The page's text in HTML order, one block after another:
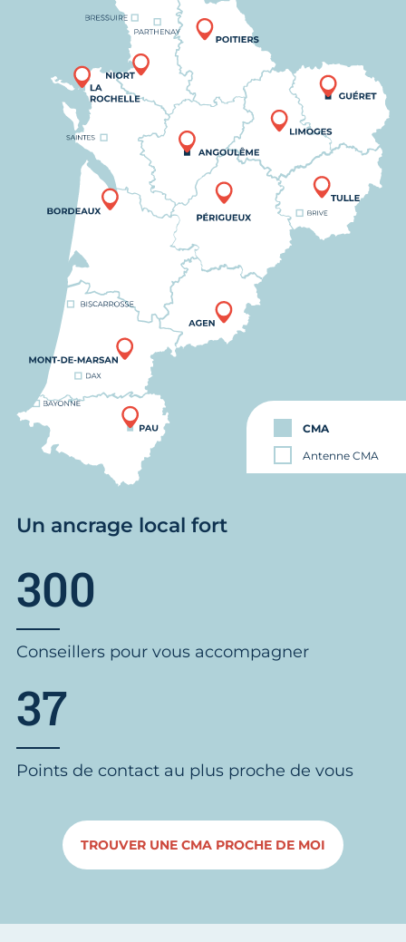
CMA
Antenne CMA
Un ancrage local fort
300
Conseillers pour vous accompagner
37
Points de contact au plus proche de vous
TROUVER UNE CMA PROCHE DE MOI